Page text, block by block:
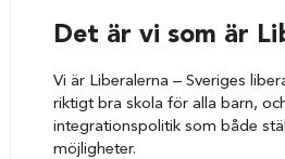
Det är vi som är
Vi är Liberalerna – Sveriges
riktigt bra skola för alla barn,
integrationspolitik som både
möjligheter.